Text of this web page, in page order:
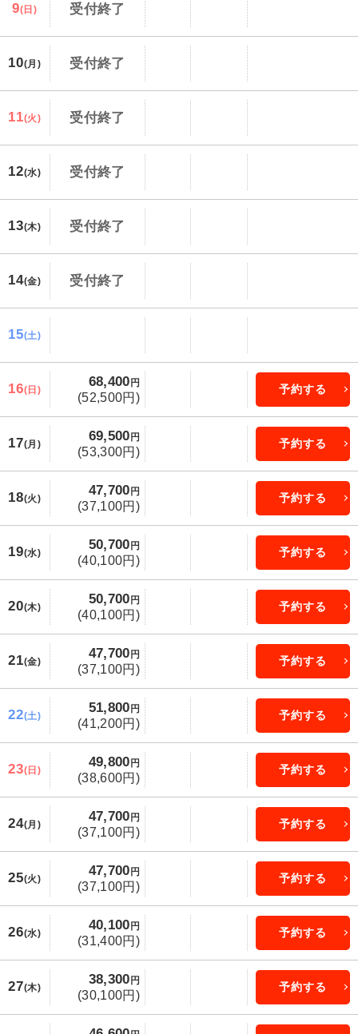
9(日) 受付終了
10(月) 受付終了
11(火) 受付終了
12(水) 受付終了
13(木) 受付終了
14(金) 受付終了
15(土)
16(日)
68,400 円
(52,500円)
予約する
17(月)
69,500 円
(53,300円)
予約する
18(火)
47,700 円
(37,100円)
予約する
19(水)
50,700 円
(40,100円)
予約する
20(木)
50,700 円
(40,100円)
予約する
21(金)
47,700 円
(37,100円)
予約する
22(土)
51,800 円
(41,200円)
予約する
23(日)
49,800 円
(38,600円)
予約する
24(月)
47,700 円
(37,100円)
予約する
25(火)
47,700 円
(37,100円)
予約する
26(水)
40,100 円
(31,400円)
予約する
27(木)
38,300 円
(30,100円)
予約する